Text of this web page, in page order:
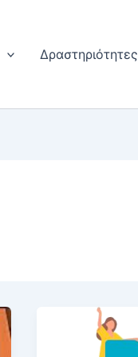
Δραστηριότητες